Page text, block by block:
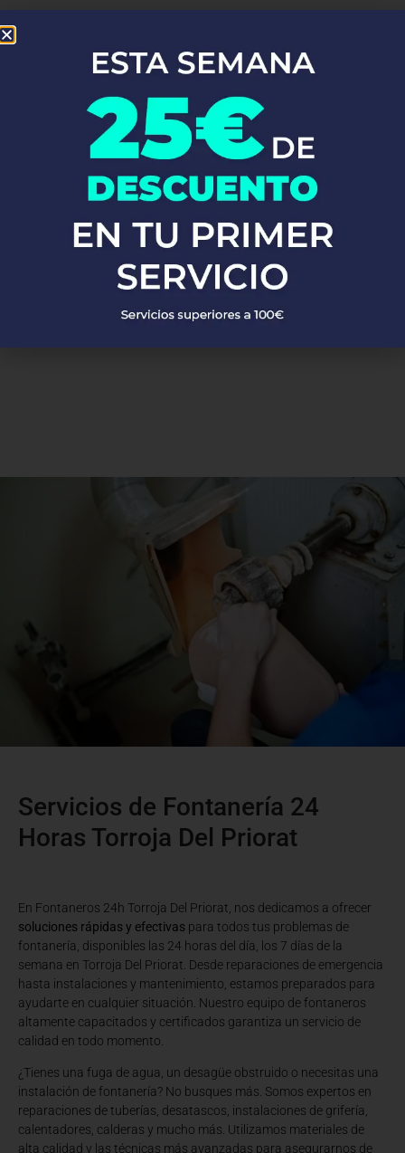
En Fontaneros 24h Torroja Del Priorat , brindamos una completa
servicios de fontaneríapara satisfacer todas tus
necesidades. Ya sea una emergencia o un mantenimiento
rutinario, estamos disponibles para asistirte las 24 horas del día,
los 7 días de la semana. A continuación, te mostramos algunos de
nuestros servicios más populares:
PEDIR PRESUPUESTO
Servicios de Fontanería 24
Horas Torroja Del Priorat
En Fontaneros 24h Torroja Del Priorat , nos dedicamos a ofrecer
soluciones rápidas y efectivas para todos tus problemas de
fontanería, disponibles las 24 horas del día, los 7 días de la
semana en Torroja Del Priorat. Desde reparaciones de emergencia
hasta instalaciones y mantenimiento, estamos preparados para
ayudarte en cualquier situación. Nuestro equipo de fontaneros
altamente capacitados y certificados garantiza un servicio de
calidad en todo momento.
¿Tienes una fuga de agua, un desagüe obstruido o necesitas una
instalación de fontanería? No busques más. Somos expertos en
reparaciones de tuberías, desatascos, instalaciones de grifería,
calentadores, calderas y mucho más. Utilizamos materiales de
alta calidad y las técnicas más avanzadas para asegurarnos de